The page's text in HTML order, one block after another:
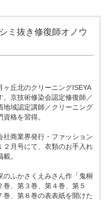
ミ抜き修復師オノウ
ヶ丘北のクリーニングISEYA
。京技術修染会認定修復師／
地域認定講師／クリーニング
格を習得。
社商業界発行・ファッション
２月号にて、衣類のお手入れ
。
のふかさくえみさん作「鬼桐
巻、第３巻、第４巻、第５
巻、第８巻の表表紙を開けた